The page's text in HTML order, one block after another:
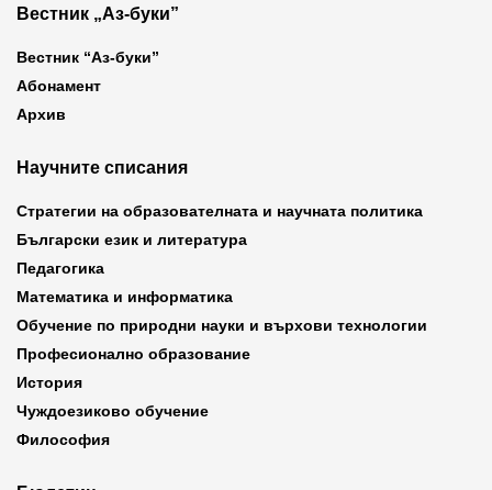
Вестник „Аз-буки”
Вестник “Аз-буки”
Абонамент
Архив
Научните списания
Стратегии на образователната и научната политика
Български език и литература
Педагогика
Математика и информатика
Обучение по природни науки и върхови технологии
Професионално образование
История
Чуждоезиково обучение
Философия